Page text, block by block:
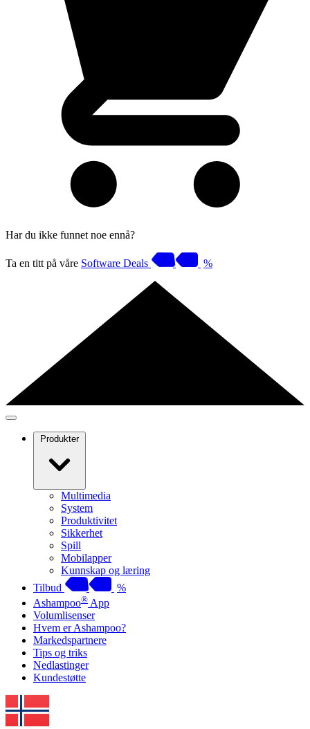
Har du ikke funnet noe ennå?
Ta en titt på våre Software Deals %
Produkter
Multimedia
System
Produktivitet
Sikkerhet
Spill
Mobilapper
Kunnskap og læring
Tilbud
%
Ashampoo® App
Volumlisenser
Hvem er Ashampoo?
Markedspartnere
Tips og triks
Nedlastinger
Kundestøtte